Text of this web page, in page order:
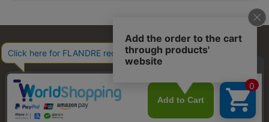
お問い合わせ 利用規約 会社概要 プライバシーポリシー
特定商取引・古物営業法に基づく表示 店舗リスト